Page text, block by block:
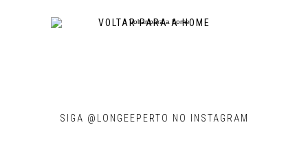
VOLTAR PARA A HOME
SIGA @LONGEEPERTO NO INSTAGRAM